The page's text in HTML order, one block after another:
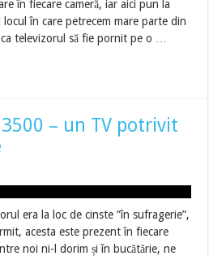
în fiecare cameră, iar aici pun la
locul în care petrecem mare parte din
televizorul să fie pornit pe o …
– un TV potrivit
era la loc de cinste ”în sufragerie”,
acesta este prezent în fiecare
noi ni-l dorim și în bucătărie, ne